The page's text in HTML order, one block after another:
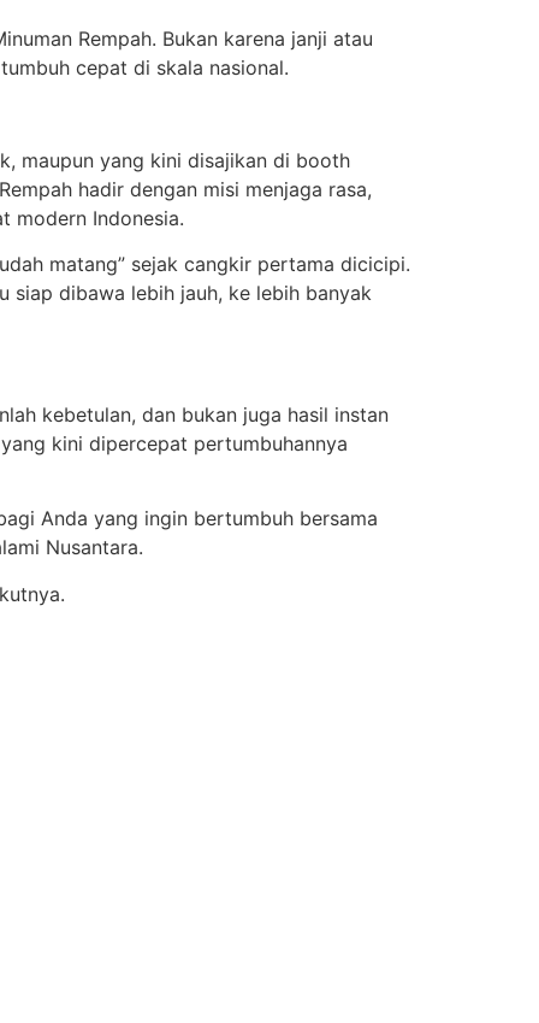
Rempah. Bukan karena janji atau
cepat di skala nasional.
maupun yang kini disajikan di booth
hadir dengan misi menjaga rasa,
modern Indonesia.
matang” sejak cangkir pertama dicicipi.
siap dibawa lebih jauh, ke lebih banyak
kebetulan, dan bukan juga hasil instan
kini dipercepat pertumbuhannya
Anda yang ingin bertumbuh bersama
Nusantara.